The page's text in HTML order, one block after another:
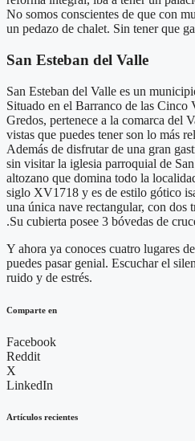
No somos conscientes de que con
un pedazo de chalet. Sin tener que
San Esteban del Valle
San Esteban del Valle es un
Situado en el Barranco de las Cinco
Gredos, pertenece a la comarca del
vistas que puedes tener son lo más
Además de disfrutar de una gran
sin visitar la iglesia parroquial de
altozano que domina todo la
siglo XV17​18​ y es de estilo gótico
una única nave rectangular, con dos
.Su cubierta posee 3 bóvedas de
Y ahora ya conoces cuatro lugares
puedes pasar genial. Escuchar el
ruido y de estrés.
Comparte en
Facebook
Reddit
X
LinkedIn
Artículos recientes